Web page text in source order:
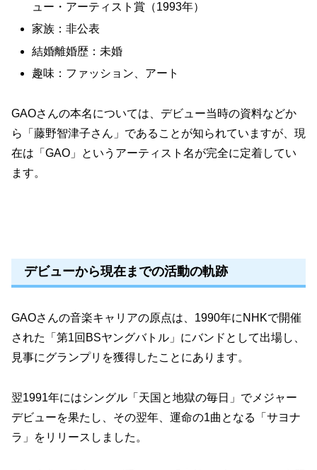
ュー・アーティスト賞（1993年）
家族：非公表
結婚離婚歴：未婚
趣味：ファッション、アート
GAOさんの本名については、デビュー当時の資料などか
ら「藤野智津子さん」であることが知られていますが、現
在は「GAO」というアーティスト名が完全に定着してい
ます。
デビューから現在までの活動の軌跡
GAOさんの音楽キャリアの原点は、1990年にNHKで開催
された「第1回BSヤングバトル」にバンドとして出場し、
見事にグランプリを獲得したことにあります。
翌1991年にはシングル「天国と地獄の毎日」でメジャー
デビューを果たし、その翌年、運命の1曲となる「サヨナ
ラ」をリリースしました。